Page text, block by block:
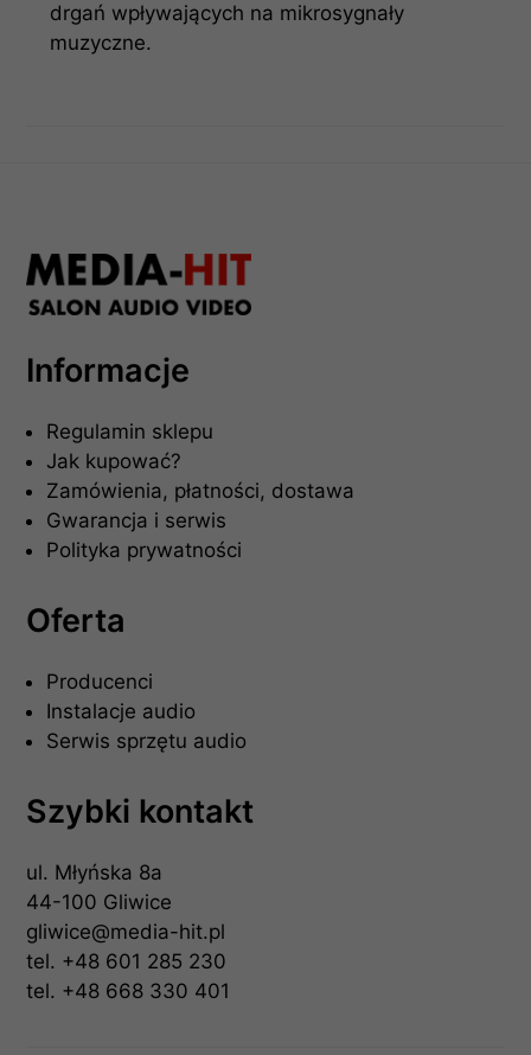
drgań wpływających na mikrosygnały
muzyczne.
Informacje
Regulamin sklepu
Jak kupować?
Zamówienia, płatności, dostawa
Gwarancja i serwis
Polityka prywatności
Oferta
Producenci
Instalacje audio
Serwis sprzętu audio
Szybki kontakt
ul. Młyńska 8a
44-100 Gliwice
gliwice@media-hit.pl
tel. +48 601 285 230
tel. +48 668 330 401